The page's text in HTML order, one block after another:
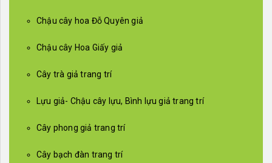
Chậu cây hoa Đỗ Quyên giả
Chậu cây Hoa Giấy giả
Cây trà giả trang trí
Lựu giả- Chậu cây lựu, Bình lựu giả trang trí
Cây phong giả trang trí
Cây bạch đàn trang trí